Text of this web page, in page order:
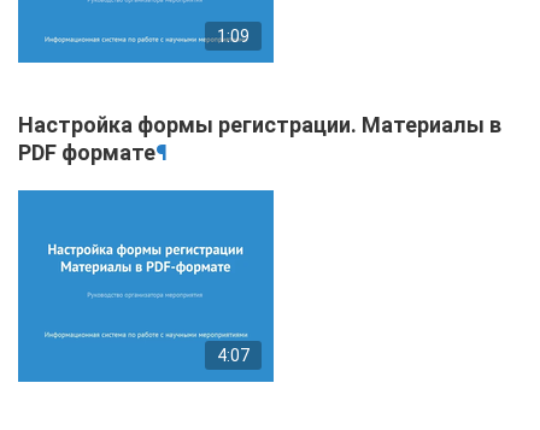
1:09
Настройка формы регистрации. Материалы в
PDF формате¶
4:07